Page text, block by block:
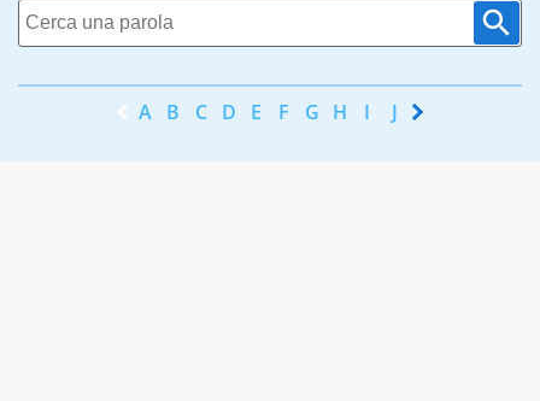
A B C D E F G H I J K